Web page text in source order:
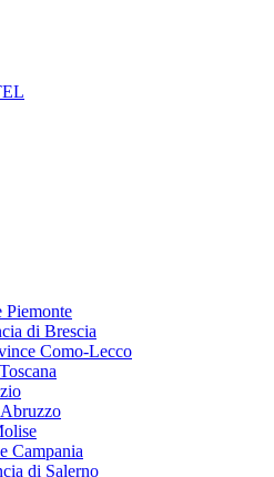
Piemonte
di Brescia
Como-Lecco
Campania
di Salerno